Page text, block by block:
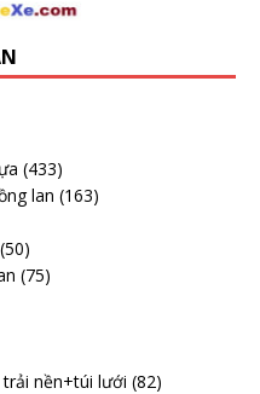
(433)
lan (163)
(50)
(75)
nền+túi lưới (82)